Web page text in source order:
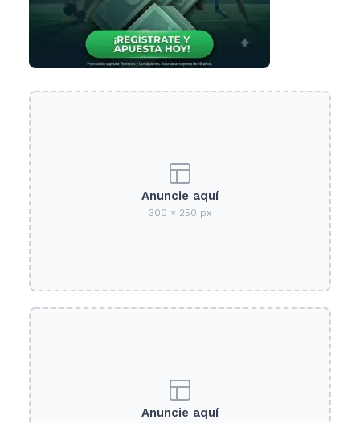
Anuncie aquí
300 × 250 px
Anuncie aquí